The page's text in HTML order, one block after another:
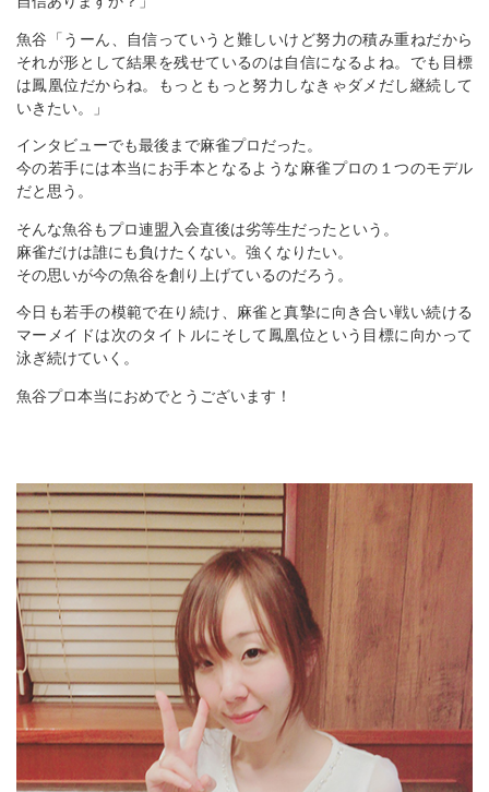
魚谷「うーん、自信っていうと難しいけど努力の積み重ねだから
それが形として結果を残せているのは自信になるよね。でも目標
は鳳凰位だからね。もっともっと努力しなきゃダメだし継続して
いきたい。」
インタビューでも最後まで麻雀プロだった。
今の若手には本当にお手本となるような麻雀プロの１つのモデル
だと思う。
そんな魚谷もプロ連盟入会直後は劣等生だったという。
麻雀だけは誰にも負けたくない。強くなりたい。
その思いが今の魚谷を創り上げているのだろう。
今日も若手の模範で在り続け、麻雀と真摯に向き合い戦い続ける
マーメイドは次のタイトルにそして鳳凰位という目標に向かって
泳ぎ続けていく。
魚谷プロ本当におめでとうございます！